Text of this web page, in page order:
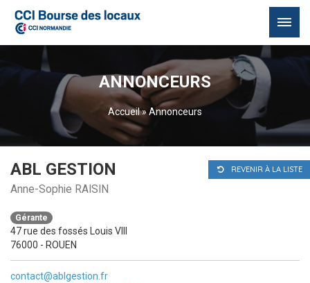
ANNONCEURS
Accueil»Annonceurs
REVENIR À LA LISTE
ABL GESTION
Anne-Sophie RAISIN
Gérante
47 rue des fossés Louis VIII
76000 - ROUEN
contact@ablgestion.fr